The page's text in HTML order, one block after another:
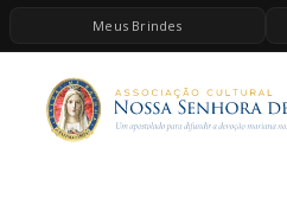
Meus Brindes
HOME
A ASSOCIAÇÃO